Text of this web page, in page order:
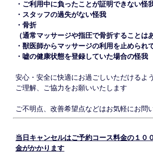
・ご利用中に負ったことが証明できない怪
・スタッフの過失がない怪我
・骨折
（通常マッサージや指圧で骨折することは
・獣医師からマッサージの利用を止められ
・嘘の健康状態を登録していた場合の怪我
安心・安全に快適にお過ごしいただけるよ
ご理解、ご協力をお願いいたします
ご不明点、改善希望点などはお気軽にお問
当日キャンセルはご予約コース料金の１０
金がかかります